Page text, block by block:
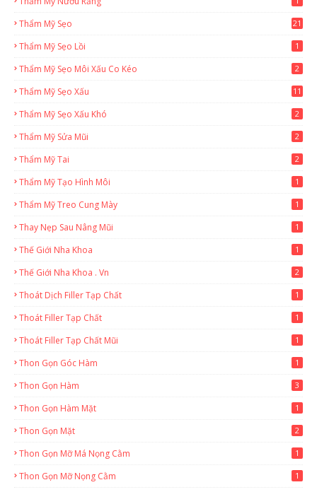
Thẩm Mỹ Sẹo 21
Thẩm Mỹ Sẹo Lồi 1
Thẩm Mỹ Sẹo Môi Xấu Co Kéo 2
Thẩm Mỹ Sẹo Xấu 11
Thẩm Mỹ Sẹo Xấu Khó 2
Thẩm Mỹ Sửa Mũi 2
Thẩm Mỹ Tai 2
Thẩm Mỹ Tạo Hình Môi 1
Thẩm Mỹ Treo Cung Mày 1
Thay Nẹp Sau Nâng Mũi 1
Thế Giới Nha Khoa 1
Thế Giới Nha Khoa . Vn 2
Thoát Dịch Filler Tạp Chất 1
Thoát Filler Tạp Chất 1
Thoát Filler Tạp Chất Mũi 1
Thon Gọn Góc Hàm 1
Thon Gọn Hàm 3
Thon Gọn Hàm Mặt 1
Thon Gọn Mặt 2
Thon Gọn Mỡ Má Nọng Cằm 1
Thon Gọn Mỡ Nọng Cằm 1